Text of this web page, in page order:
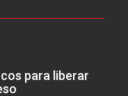
para liberar